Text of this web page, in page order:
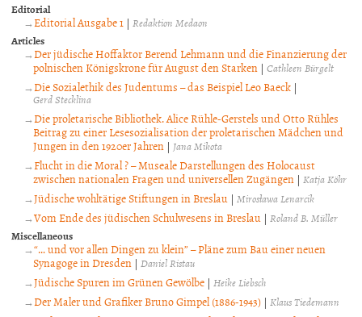
Editorial
Editorial Ausgabe 1 |Redaktion Medaon
Articles
Der jüdische Hoffaktor Berend Lehmann und die Finanzierung der
polnischen Königskrone für August den Starken | Cathleen Bürgelt
Die Sozialethik des Judentums – das Beispiel Leo Baeck |
Gerd Stecklina
Die proletarische Bibliothek. Alice Rühle-Gerstels und Otto Rühles
Beitrag zu einer Lesesozialisation der proletarischen Mädchen und
Jungen in den 1920er Jahren | Jana Mikota
Flucht in die Moral ? – Museale Darstellungen des Holocaust
zwischen nationalen Fragen und universellen Zugängen | Katja Köhr
Jüdische wohltätige Stiftungen in Breslau |Mirosława Lenarcik
Vom Ende des jüdischen Schulwesens in Breslau |Roland B. Müller
Miscellaneous
“… und vor allen Dingen zu klein” – Pläne zum Bau einer neuen
Synagoge in Dresden | Daniel Ristau
Jüdische Spuren im Grünen Gewölbe |Heike Liebsch
Der Maler und Grafiker Bruno Gimpel (1886-1943) |Klaus Tiedemann